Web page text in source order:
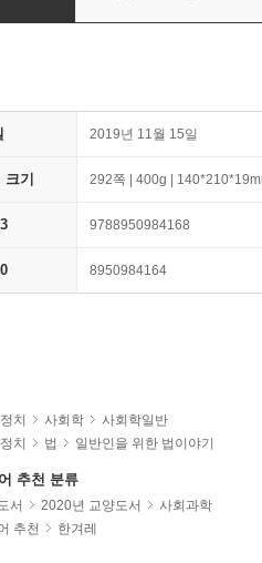
2019년 11월 15일
기 292쪽 | 400g |
9788950984168
8950984164
치 사회학
사회학일반
치 법 일반인을 위한 법이야기
추천 분류
서 2020년 교양도서
사회과학
추천 한겨레